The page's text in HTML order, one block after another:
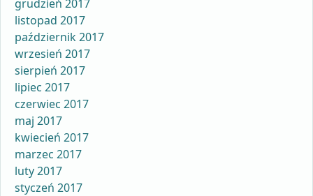
grudzień 2017
listopad 2017
październik 2017
wrzesień 2017
sierpień 2017
lipiec 2017
czerwiec 2017
maj 2017
kwiecień 2017
marzec 2017
luty 2017
styczeń 2017